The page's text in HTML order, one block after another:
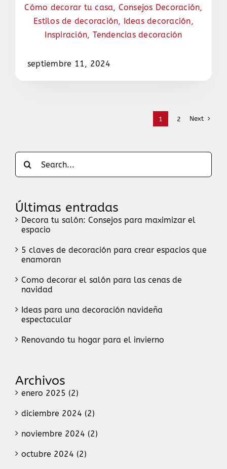
Cómo decorar tu casa, Consejos Decoración,
Estilos de decoración, Ideas decoración,
Inspiración, Tendencias decoración
septiembre 11, 2024
1 2 Next
Search
for:
Últimas entradas
Decora tu salón: Consejos para maximizar el
espacio
5 claves de decoración para crear espacios que
enamoran
Como decorar el salón para las cenas de
navidad
Ideas para una decoración navideña
espectacular
Renovando tu hogar para el invierno
Archivos
enero 2025 (2)
diciembre 2024 (2)
noviembre 2024 (2)
octubre 2024 (2)